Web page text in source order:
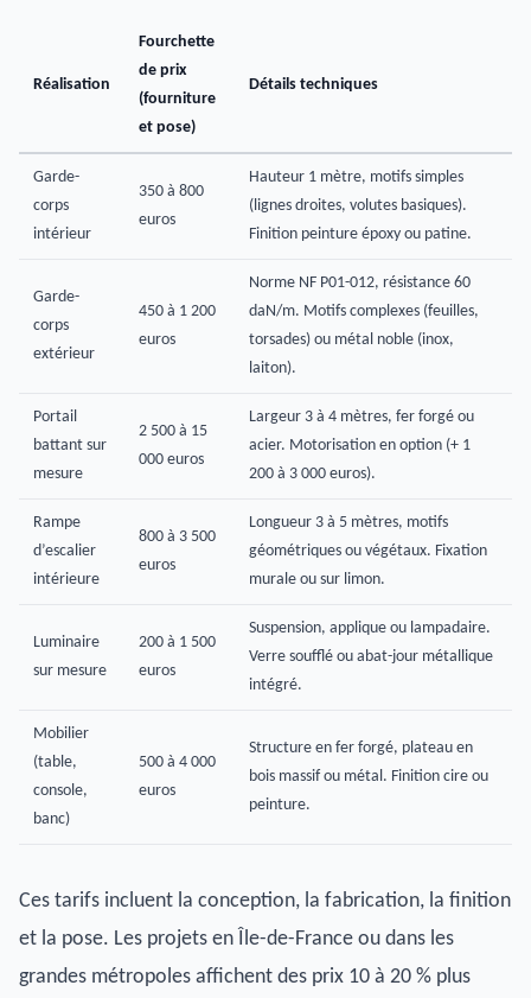
Réalisation
Fourchette
de prix
(fourniture
et pose)
Détails techniques
Garde-
corps
intérieur
350 à 800
euros
Hauteur 1 mètre, motifs simples
(lignes droites, volutes basiques).
Finition peinture époxy ou patine.
Garde-
corps
extérieur
450 à 1 200
euros
Norme NF P01-012, résistance 60
daN/m. Motifs complexes (feuilles,
torsades) ou métal noble (inox,
laiton).
Portail
battant sur
mesure
2 500 à 15
000 euros
Largeur 3 à 4 mètres, fer forgé ou
acier. Motorisation en option (+ 1
200 à 3 000 euros).
Rampe
d’escalier
intérieure
800 à 3 500
euros
Longueur 3 à 5 mètres, motifs
géométriques ou végétaux. Fixation
murale ou sur limon.
Luminaire
sur mesure
200 à 1 500
euros
Suspension, applique ou lampadaire.
Verre soufflé ou abat-jour métallique
intégré.
Mobilier
(table,
console,
banc)
500 à 4 000
euros
Structure en fer forgé, plateau en
bois massif ou métal. Finition cire ou
peinture.
Ces tarifs incluent la conception, la fabrication, la finition
et la pose. Les projets en Île-de-France ou dans les
grandes métropoles affichent des prix 10 à 20 % plus